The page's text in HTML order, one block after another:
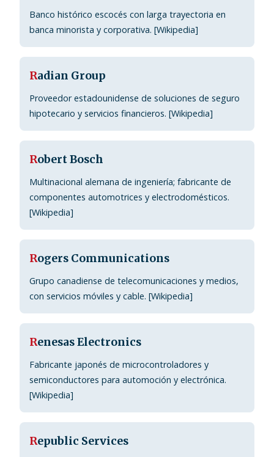
Banco histórico escocés con larga trayectoria en
banca minorista y corporativa. [Wikipedia]
Radian Group
Proveedor estadounidense de soluciones de seguro
hipotecario y servicios financieros. [Wikipedia]
Robert Bosch
Multinacional alemana de ingeniería; fabricante de
componentes automotrices y electrodomésticos.
[Wikipedia]
Rogers Communications
Grupo canadiense de telecomunicaciones y medios,
con servicios móviles y cable. [Wikipedia]
Renesas Electronics
Fabricante japonés de microcontroladores y
semiconductores para automoción y electrónica.
[Wikipedia]
Republic Services